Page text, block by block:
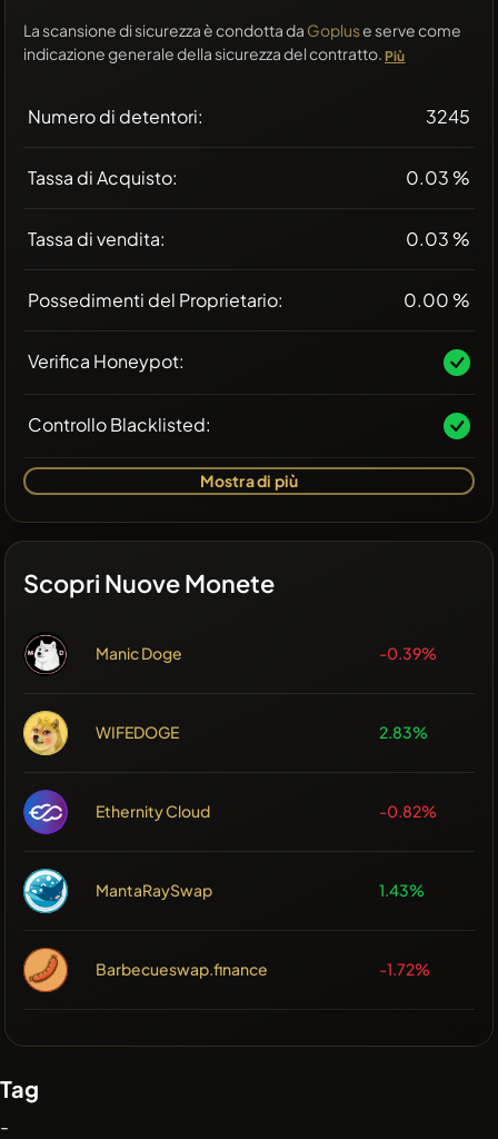
La scansione di sicurezza è condotta da Gopluse serve come
indicazione generale della sicurezza del contratto. Più
Numero di detentori: 3245
Tassa di Acquisto: 0.03 %
Tassa di vendita: 0.03 %
Possedimenti del Proprietario: 0.00 %
Verifica Honeypot:
Controllo Blacklisted:
Mostra di più
Scopri Nuove Monete
Manic Doge -0.39%
WIFEDOGE 2.83%
Ethernity Cloud -0.82%
MantaRaySwap 1.43%
Barbecueswap.finance -1.72%
Tag
-